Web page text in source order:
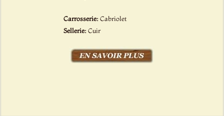
Carrosserie:Cabriolet
Sellerie:Cuir